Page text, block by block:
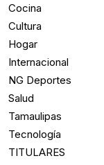
Cocina
Cultura
Hogar
Internacional
NG Deportes
Salud
Tamaulipas
Tecnología
TITULARES